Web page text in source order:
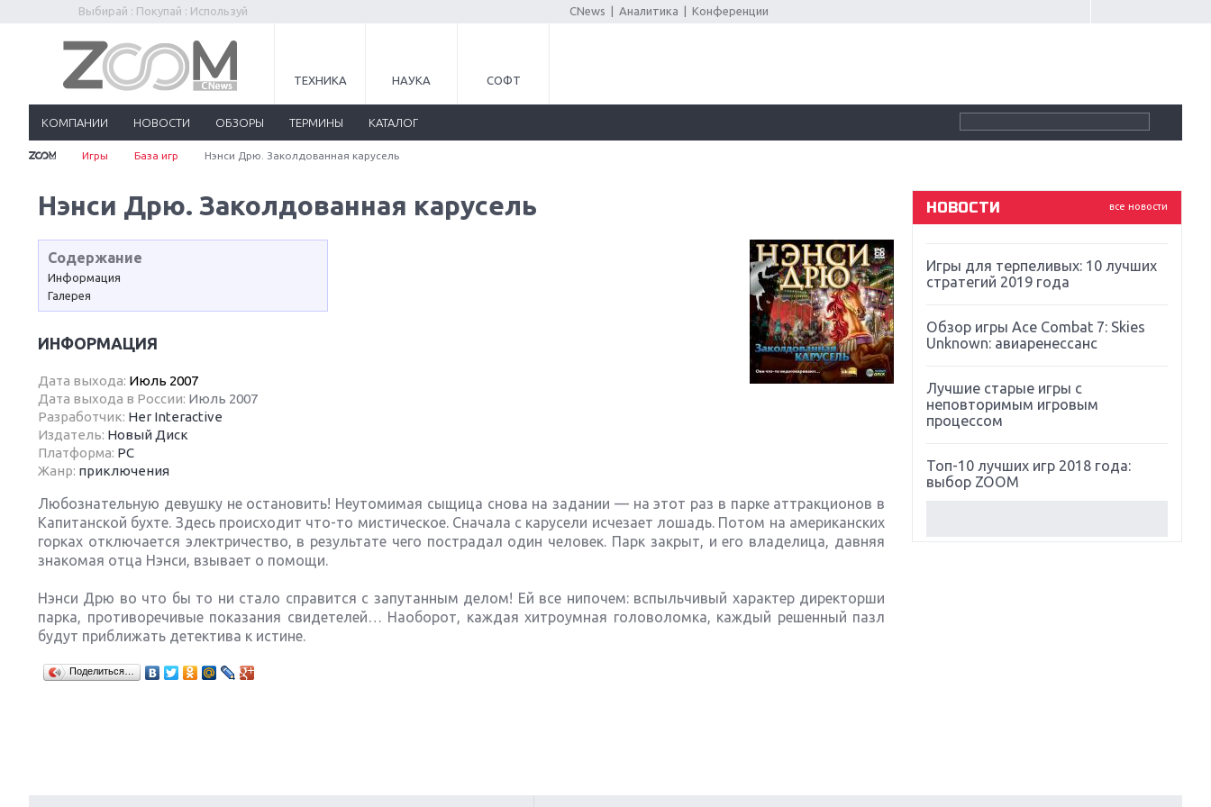
Выбирай : Покупай : Используй CNews Аналитика Конференции
ТЕХНИКА НАУКА СОФТ
КОМПАНИИ НОВОСТИ ОБЗОРЫ ТЕРМИНЫ КАТАЛОГ
Игры База игр Нэнси Дрю. Заколдованная карусель
Нэнси Дрю. Заколдованная карусель
Содержание
Информация
Галерея
ИНФОРМАЦИЯ
Дата выхода: Июль 2007
Дата выхода в России: Июль 2007
Разработчик: Her Interactive
Издатель: Новый Диск
Платформа: PC
Жанр: приключения
Любознательную девушку не остановить! Неутомимая сыщица снова на задании — на этот раз в парке аттракционов в
Капитанской бухте. Здесь происходит что-то мистическое. Сначала с карусели исчезает лошадь. Потом на американских
горках отключается электричество, в результате чего пострадал один человек. Парк закрыт, и его владелица, давняя
знакомая отца Нэнси, взывает о помощи.
Нэнси Дрю во что бы то ни стало справится с запутанным делом! Ей все нипочем: вспыльчивый характер директорши
парка, противоречивые показания свидетелей… Наоборот, каждая хитроумная головоломка, каждый решенный пазл
будут приближать детектива к истине.
Поделиться…
все новости
НОВОСТИ
Souls
Far Cry 5: хвалить нельзя ругать
Игры для терпеливых: 10 лучших
стратегий 2019 года
Обзор игры Ace Combat 7: Skies
Unknown: авиаренессанс
Лучшие старые игры с
неповторимым игровым
процессом
Топ-10 лучших игр 2018 года:
выбор ZOOM
Next